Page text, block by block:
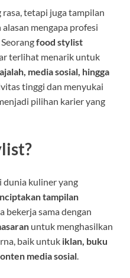
tetapi juga tampilan
mengapa profesi
food stylist
terlihat menarik untuk
media sosial, hingga
tinggi dan menyukai
pilihan karier yang
dunia kuliner yang
tampilan
bekerja sama dengan
untuk menghasilkan
baik untuk iklan, buku
media sosial.